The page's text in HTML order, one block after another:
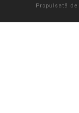
Propulsată de